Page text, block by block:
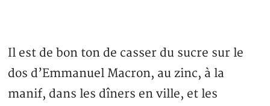
Il est de bon ton de casser du sucre sur le
dos d’Emmanuel Macron, au zinc, à la
manif, dans les dîners en ville, et les